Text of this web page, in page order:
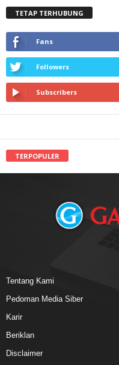
TETAP TERHUBUNG
Fans
Followers
Subscribers
TERPOPULER
Tentang Kami
Pedoman Media Siber
Karir
Beriklan
Disclaimer